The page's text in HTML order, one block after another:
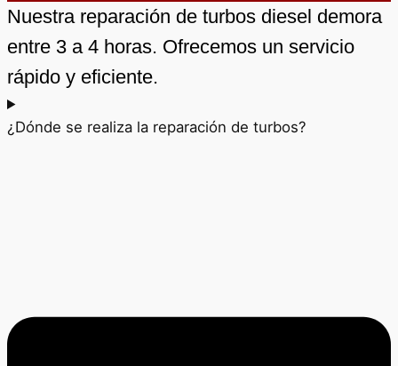
Nuestra reparación de turbos diesel demora
entre 3 a 4 horas. Ofrecemos un servicio
rápido y eficiente.
¿Dónde se realiza la reparación de turbos?